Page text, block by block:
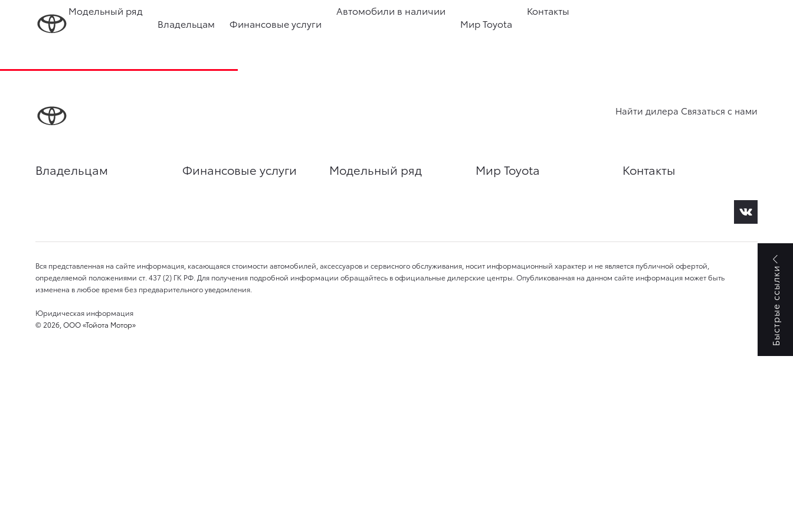
Модельный ряд
Владельцам
Финансовые услуги
Автомобили в наличии
Мир Toyota
Контакты
Найти дилера Связаться с нами
Владельцам Финансовые услуги Модельный ряд Мир Toyota Контакты
Вся представленная на сайте информация, касающаяся стоимости автомобилей, аксессуаров и сервисного обслуживания, носит информационный характер и не является публичной офертой,
определяемой положениями ст. 437 (2) ГК РФ. Для получения подробной информации обращайтесь в официальные дилерские центры. Опубликованная на данном сайте информация может быть
изменена в любое время без предварительного уведомления.
© 2026, ООО «Тойота Мотор»
Юридическая информация